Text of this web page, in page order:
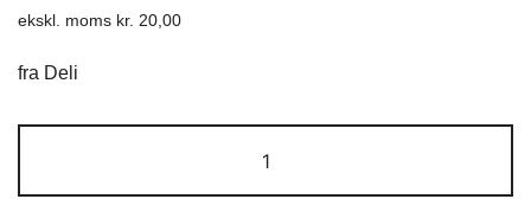
oprindelige
var:
er:
kr. 25,00.
ekskl. moms kr. 20,00
fra Deli
Mini,